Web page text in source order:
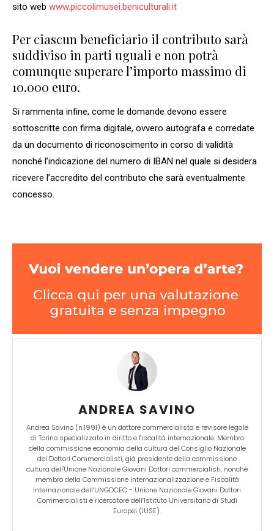
sito web www.piccolimusei.beniculturali.it
Per ciascun beneficiario il contributo sarà
suddiviso in parti uguali e non potrà
comunque superare l’importo massimo di
10.000 euro.
Si rammenta infine, come le domande devono essere
sottoscritte con firma digitale, ovvero autografa e corredate
da un documento di riconoscimento in corso di validità
nonché l’indicazione del numero di IBAN nel quale si desidera
ricevere l’accredito del contributo che sarà eventualmente
concesso.
ANDREA SAVINO
Andrea Savino (n.1991) è un dottore commercialista e revisore legale
di Torino specializzato in diritto e fiscalità internazionale. Membro
della commissione economia della cultura del Consiglio Nazionale
dei Dottori Commercialisti, già presidente della commissione
cultura dell'Unione Nazionale Giovani Dottori commercialisti, nonché
membro della Commissione Internazionalizzazione e Fiscalità
Internazionale dell’UNGDCEC - Unione Nazionale Giovani Dottori
Commercialisti e ricercatore dell’Istituto Universitario di Studi
Europei (IUSE).